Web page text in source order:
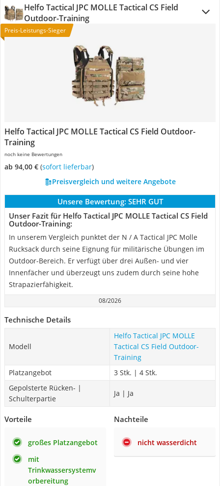
Helfo Tactical JPC MOLLE Tactical CS Field
Outdoor-Training
Preis-Leistungs-Sieger
Helfo Tactical JPC MOLLE Tactical CS Field Outdoor-
Training
noch keine Bewertungen
ab 94,00 € ( Sofort lieferbar)
Preisvergleich und weitere Angebote
Unsere Bewertung: SEHR GUT
Unser Fazit für Helfo Tactical JPC MOLLE Tactical CS Field
Outdoor-Training:
In unserem Vergleich punktet der N / A Tactical JPC Molle
Rucksack durch seine Eignung für militärische Übungen im
Outdoor-Bereich. Er verfügt über drei Außen- und vier
Innenfächer und überzeugt uns zudem durch seine hohe
Strapazierfähigkeit.
08/2026
Technische Details
Modell
Helfo Tactical JPC MOLLE
Tactical CS Field Outdoor-
Training
Platzangebot
3 Stk. | 4 Stk.
Gepolsterte Rücken- |
Schulterpartie
Ja | Ja
Vorteile
großes Platzangebot
mit
Trinkwassersystemv
orbereitung
Nachteile
nicht wasserdicht